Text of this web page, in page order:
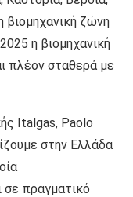
βιομηχανική ζώνη
η βιομηχανική
πλέον σταθερά με
Italgas, Paolo
στην Ελλάδα
σε πραγματικό